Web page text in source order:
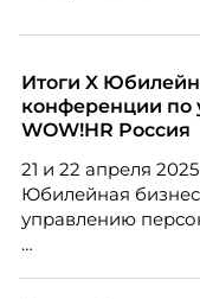
Итоги X
конференции по
WOW!HR Россия
21 и 22 апреля
Юбилейная
управлению